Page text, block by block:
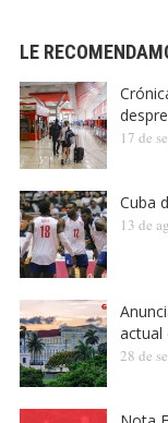
LE
17 de
Cuba
13 de
actual
28 de